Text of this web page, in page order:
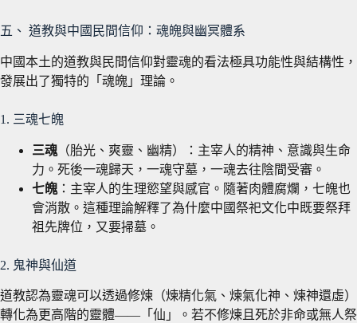
五、 道教與中國民間信仰：魂魄與幽冥體系
中國本土的道教與民間信仰對靈魂的看法極具功能性與結構性，
發展出了獨特的「魂魄」理論。
1. 三魂七魄
三魂 （胎光、爽靈、幽精）：主宰人的精神、意識與生命
力。死後一魂歸天，一魂守墓，一魂去往陰間受審。
七魄 ：主宰人的生理慾望與感官。隨著肉體腐爛，七魄也
會消散。這種理論解釋了為什麼中國祭祀文化中既要祭拜
祖先牌位，又要掃墓。
2. 鬼神與仙道
道教認為靈魂可以透過修煉（煉精化氣、煉氣化神、煉神還虛）
轉化為更高階的靈體——「仙」。若不修煉且死於非命或無人祭